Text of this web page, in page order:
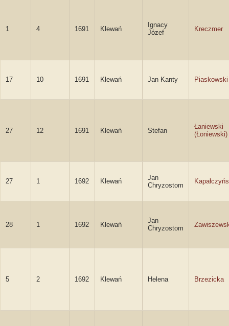
1 4 1691 Klewań
Ignacy
Józef
Kreczmer
17 10 1691 Klewań Jan Kanty Piaskowski
27 12 1691 Klewań Stefan
Łaniewski
(Łoniewski)
27 1 1692 Klewań
Jan
Chryzostom
28 1 1692 Klewań
Jan
Chryzostom
5 2 1692 Klewań Helena Brzezicka